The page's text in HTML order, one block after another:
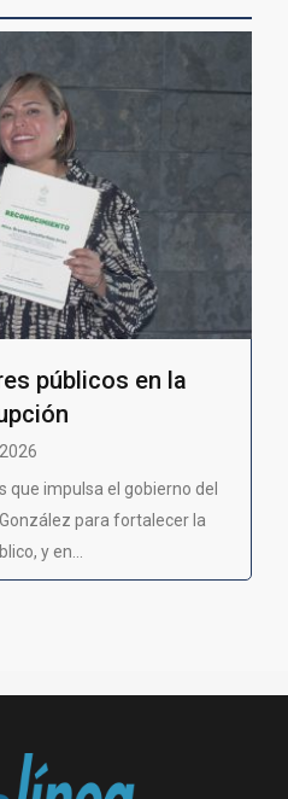
públicos en la
que impulsa el gobierno del
para fortalecer la
y en...